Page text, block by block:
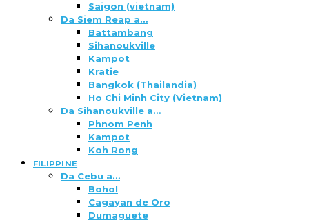
Saigon (vietnam)
Da Siem Reap a…
Battambang
Sihanoukville
Kampot
Kratie
Bangkok (Thailandia)
Ho Chi Minh City (Vietnam)
Da Sihanoukville a…
Phnom Penh
Kampot
Koh Rong
FILIPPINE
Da Cebu a…
Bohol
Cagayan de Oro
Dumaguete